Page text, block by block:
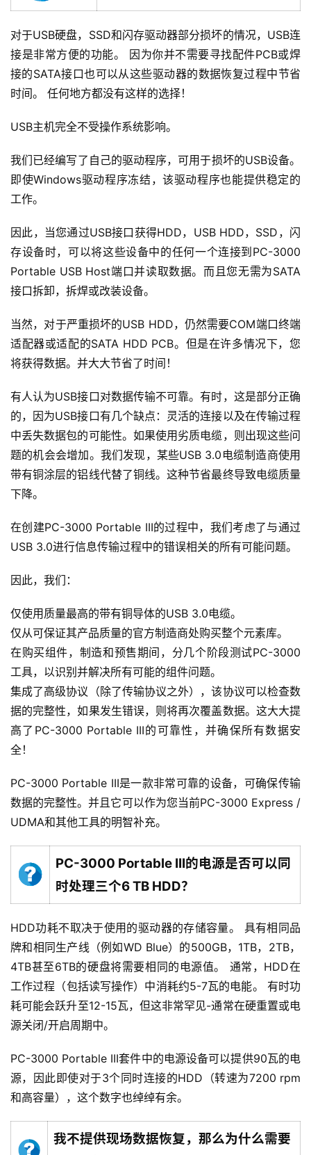
对于USB硬盘，SSD和闪存驱动器部分损坏的情况，USB连
接是非常方便的功能。 因为你并不需要寻找配件PCB或焊
接的SATA接口也可以从这些驱动器的数据恢复过程中节省
时间。 任何地方都没有这样的选择！
USB主机完全不受操作系统影响。
我们已经编写了自己的驱动程序，可用于损坏的USB设备。
即使Windows驱动程序冻结，该驱动程序也能提供稳定的
工作。
因此，当您通过USB接口获得HDD，USB HDD，SSD，闪
存设备时，可以将这些设备中的任何一个连接到PC-3000
Portable USB Host端口并读取数据。而且您无需为SATA
接口拆卸，拆焊或改装设备。
当然，对于严重损坏的USB HDD，仍然需要COM端口终端
适配器或适配的SATA HDD PCB。但是在许多情况下，您
将获得数据。并大大节省了时间！
有人认为USB接口对数据传输不可靠。有时，这是部分正确
的，因为USB接口有几个缺点：灵活的连接以及在传输过程
中丢失数据包的可能性。如果使用劣质电缆，则出现这些问
题的机会会增加。我们发现，某些USB 3.0电缆制造商使用
带有铜涂层的铝线代替了铜线。这种节省最终导致电缆质量
下降。
在创建PC-3000 Portable III的过程中，我们考虑了与通过
USB 3.0进行信息传输过程中的错误相关的所有可能问题。
因此，我们：
仅使用质量最高的带有铜导体的USB 3.0电缆。
仅从可保证其产品质量的官方制造商处购买整个元素库。
在购买组件，制造和预售期间，分几个阶段测试PC-3000
工具，以识别并解决所有可能的组件问题。
集成了高级协议（除了传输协议之外），该协议可以检查数
据的完整性，如果发生错误，则将再次覆盖数据。这大大提
高了PC-3000 Portable III的可靠性，并确保所有数据安
全！
PC-3000 Portable III是一款非常可靠的设备，可确保传输
数据的完整性。并且它可以作为您当前PC-3000 Express /
UDMA和其他工具的明智补充。
PC-3000 Portable III的电源是否可以同
时处理三个6 TB HDD？
HDD功耗不取决于使用的驱动器的存储容量。 具有相同品
牌和相同生产线（例如WD Blue）的500GB，1TB，2TB，
4TB甚至6TB的硬盘将需要相同的电源值。 通常，HDD在
工作过程（包括读写操作）中消耗约5-7瓦的电能。 有时功
耗可能会跃升至12-15瓦，但这非常罕见-通常在硬重置或电
源关闭/开启周期中。
PC-3000 Portable III套件中的电源设备可以提供90瓦的电
源，因此即使对于3个同时连接的HDD（转速为7200 rpm
和高容量），这个数字也绰绰有余。
我不提供现场数据恢复，那么为什么需要